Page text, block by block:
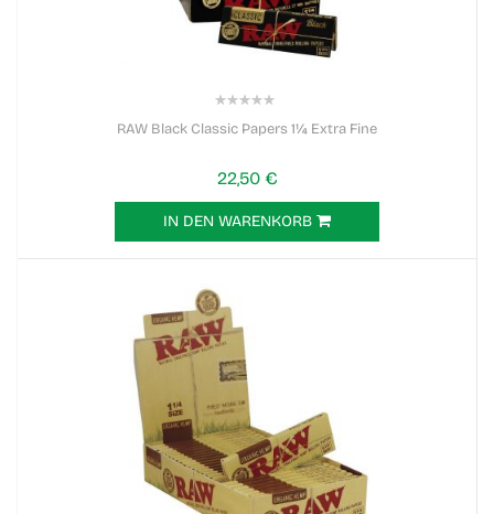
RAW Black Classic Papers 1¼ Extra Fine
22,50 €
IN DEN WARENKORB